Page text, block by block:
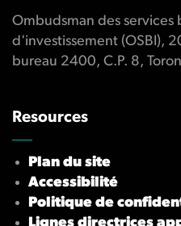
Ombudsman des services
d'investissement (OSBI),
bureau 2400, C.P. 8,
Resources
Plan du site
Accessibilité
Politique de